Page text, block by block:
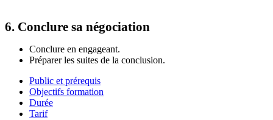
6. Conclure sa négociation
Conclure en engageant.
Préparer les suites de la conclusion.
Public et prérequis
Objectifs formation
Durée
Tarif